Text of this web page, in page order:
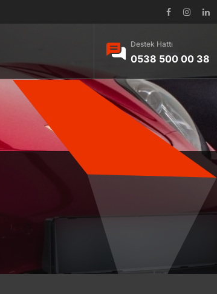
Destek Hattı
0538 500 00 38